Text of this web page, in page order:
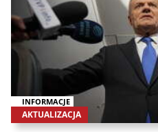
INFORMACJE
AKTUALIZACJA